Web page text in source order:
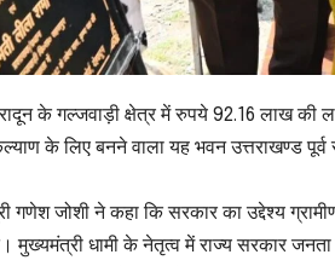
के गल्जवाड़ी क्षेत्र में रुपये 92.16 लाख की
के लिए बनने वाला यह भवन उत्तराखण्ड
गणेश जोशी ने कहा कि सरकार का उद्देश्य
धामी के नेतृत्व में राज्य सरकार